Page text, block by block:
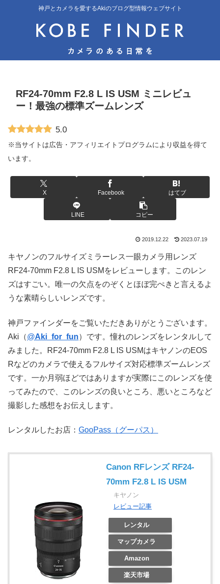
神戸とカメラを愛するAkiのブログ型情報ウェブサイト
RF24-70mm F2.8 L IS USM ミニレビュ
ー！最強の標準ズームレンズ
5.0
※当サイトは広告・アフィリエイトプログラムにより収益を得て
います。
X Facebook はてブ
LINE コピー
2019.12.22 2023.07.19
キヤノンのフルサイズミラーレス一眼カメラ用レンズ
RF24-70mm F2.8 L IS USMをレビューします。このレン
ズはすごい。唯一の欠点をのぞくとほぼ完ぺきと言えるよ
うな素晴らしいレンズです。
神戸ファインダーをご覧いただきありがとうございます。
Aki（@Aki_for_fun）です。憧れのレンズをレンタルして
みました。RF24-70mm F2.8 L IS USMはキヤノンのEOS
Rなどのカメラで使えるフルサイズ対応標準ズームレンズ
です。一か月弱ほどではありますが実際にこのレンズを使
ってみたので、このレンズの良いところ、悪いところなど
撮影した感想をお伝えします。
レンタルしたお店： GooPass（グーパス）
Canon RFレンズ RF24-
70mm F2.8 L IS USM
キヤノン
レビュー記事
レンタル
マップカメラ
Amazon
楽天市場